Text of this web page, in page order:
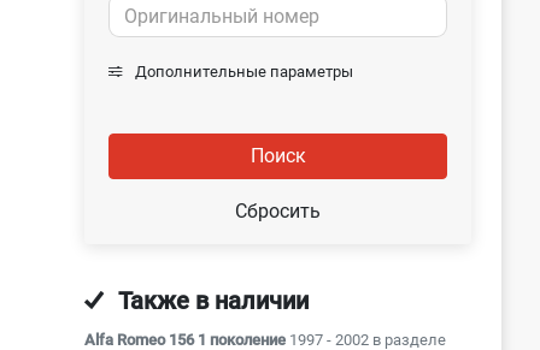
Дополнительные параметры
Поиск
Сбросить
Также в наличии
Alfa Romeo 156 1 поколение 1997 - 2002 в разделе